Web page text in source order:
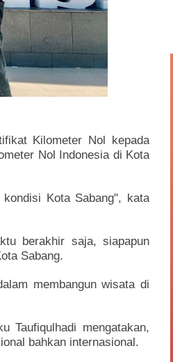
Kilometer Nol kepada
Nol Indonesia di Kota
Kota Sabang", kata
berakhir saja, siapapun
Sabang.
membangun wisata di
Taufiqulhadi mengatakan,
bahkan internasional.